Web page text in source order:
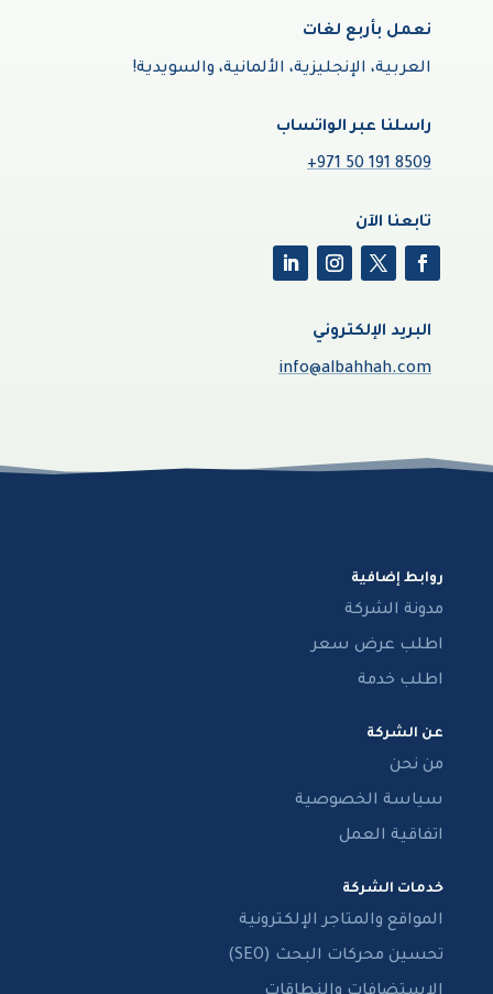
نعمل بأربع لغات
العربية، الإنجليزية، الألمانية، والسويدية!
راسلنا عبر الواتساب
+971 50 191 8509
تابعنا الآن
البريد الإلكتروني
info@albahhah.com
روابط إضافية
مدونة الشركة
اطلب عرض سعر
اطلب خدمة
عن الشركة
من نحن
سياسة الخصوصية
اتفاقية العمل
خدمات الشركة
المواقع والمتاجر الإلكترونية
تحسين محركات البحث (SEO)